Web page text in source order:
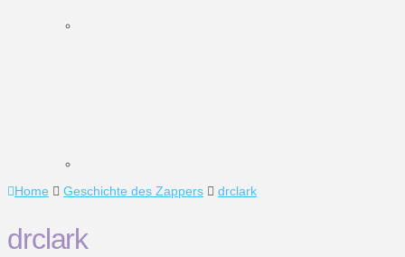
Home Geschichte des Zappers drclark
drclark